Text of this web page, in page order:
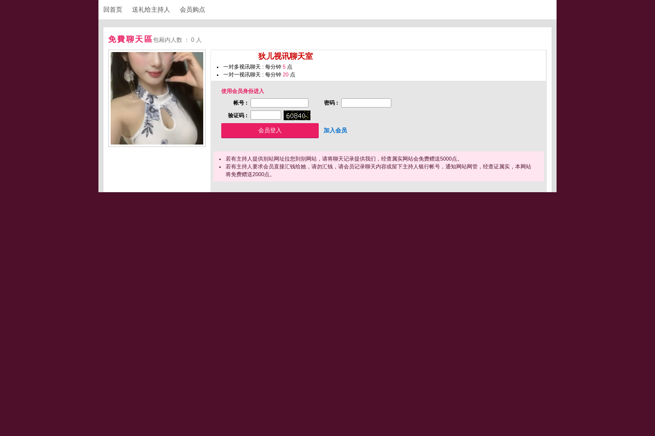
回首页 送礼给主持人 会员购点
免費聊天區包厢内人数 ： 0 人
狄儿视讯聊天室
一对多视讯聊天 : 每分钟 5 点
一对一视讯聊天 : 每分钟 20 点
使用会员身份进入
帐号 :
密码 :
验证码 :
加入会员
若有主持人提供别站网址拉您到别网站，请将聊天记录提供我们，经查属实网站会免费赠送5000点。
若有主持人要求会员直接汇钱给她，请勿汇钱，请会员记录聊天内容或留下主持人银行帐号，通知网站网管，经查证属实，本网站
将免费赠送2000点。